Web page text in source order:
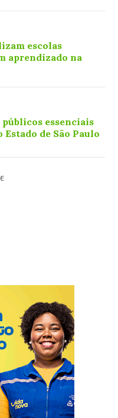
escolas
aprendizado na
essenciais
de São Paulo